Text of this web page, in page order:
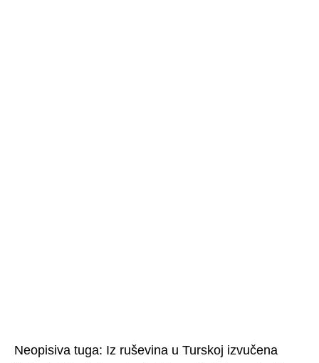
Neopisiva tuga: Iz ruševina u Turskoj izvučena